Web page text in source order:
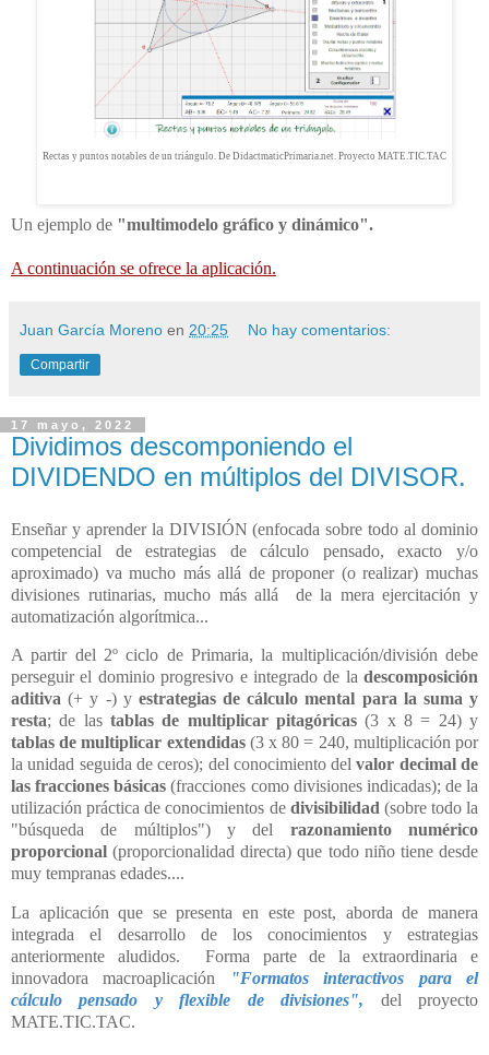
Rectas y puntos notables de un triángulo. De DidactmaticPrimaria.net. Proyecto MATE.TIC.TAC
Un ejemplo de "multimodelo gráfico y dinámico".
A continuación se ofrece la aplicación.
Juan García Moreno en 20:25 No hay comentarios:
Compartir
17 mayo, 2022
Dividimos descomponiendo el
DIVIDENDO en múltiplos del DIVISOR.
Enseñar y aprender la DIVISIÓN (enfocada sobre todo al dominio
competencial de estrategias de cálculo pensado, exacto y/o
aproximado) va mucho más allá de proponer (o realizar) muchas
divisiones rutinarias, mucho más allá de la mera ejercitación y
automatización algorítmica...
A partir del 2º ciclo de Primaria, la multiplicación/división debe
perseguir el dominio progresivo e integrado de la descomposición
aditiva (+ y -) y estrategias de cálculo mental para la suma y
resta;de lastablas de multiplicar pitagóricas (3 x 8 = 24) y
tablas de multiplicar extendidas(3 x 80 = 240, multiplicaciónpor
la unidad seguida de ceros); del conocimiento delvalor decimal de
las fracciones básicas (fracciones como divisiones indicadas); de la
utilización práctica de conocimientos de divisibilidad (sobre todo la
"búsqueda de múltiplos") y del razonamiento numérico
proporcional (proporcionalidad directa) que todo niño tiene desde
muy tempranas edades....
La aplicación que se presenta en este post, aborda de manera
integrada el desarrollo de los conocimientos y estrategias
anteriormente aludidos. Forma parte de la extraordinaria e
innovadora macroaplicación
"Formatos interactivos para el
cálculo pensado y flexible de divisiones", del proyecto
MATE.TIC.TAC.